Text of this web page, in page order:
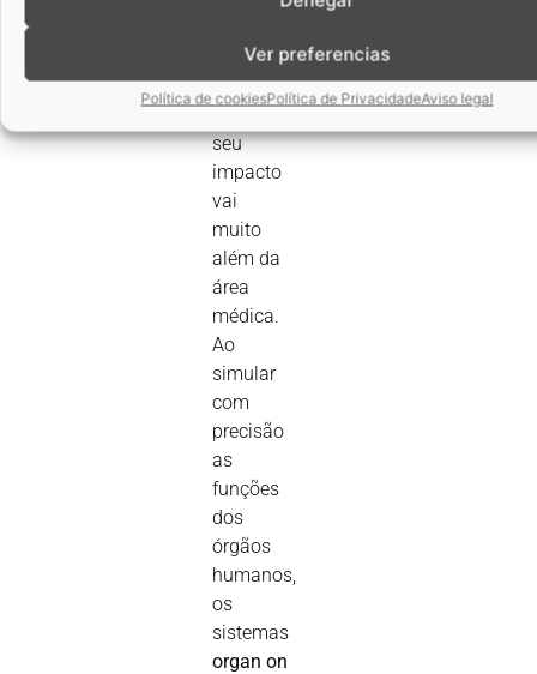
Ver preferencias
Política de cookiesPolítica de PrivacidadeAviso legal
investigação
biomédica.
Mas o
seu
impacto
vai
muito
além da
área
médica.
Ao
simular
com
precisão
as
funções
dos
órgãos
humanos,
os
sistemas
organ on